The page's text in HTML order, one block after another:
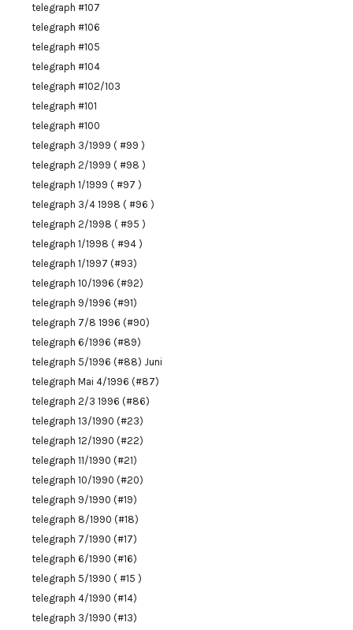
telegraph #107
telegraph #106
telegraph #105
telegraph #104
telegraph #102/103
telegraph #101
telegraph #100
telegraph 3/1999 ( #99 )
telegraph 2/1999 ( #98 )
telegraph 1/1999 ( #97 )
telegraph 3/4 1998 ( #96 )
telegraph 2/1998 ( #95 )
telegraph 1/1998 ( #94 )
telegraph 1/1997 (#93)
telegraph 10/1996 (#92)
telegraph 9/1996 (#91)
telegraph 7/8 1996 (#90)
telegraph 6/1996 (#89)
telegraph 5/1996 (#88) Juni
telegraph Mai 4/1996 (#87)
telegraph 2/3 1996 (#86)
telegraph 13/1990 (#23)
telegraph 12/1990 (#22)
telegraph 11/1990 (#21)
telegraph 10/1990 (#20)
telegraph 9/1990 (#19)
telegraph 8/1990 (#18)
telegraph 7/1990 (#17)
telegraph 6/1990 (#16)
telegraph 5/1990 ( #15 )
telegraph 4/1990 (#14)
telegraph 3/1990 (#13)